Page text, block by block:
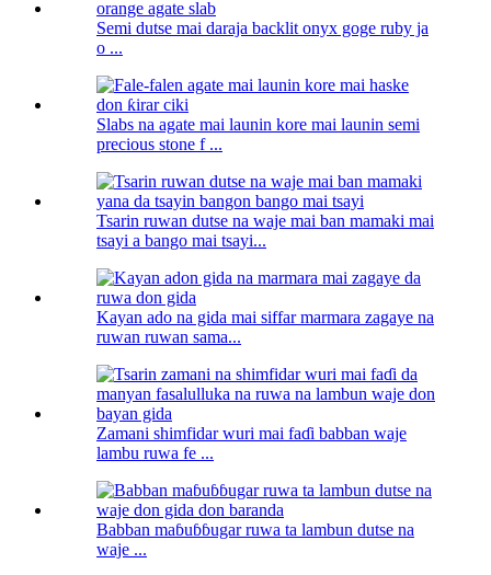
Semi dutse mai daraja backlit onyx goge ruby ​​ja
o ...
Slabs na agate mai launin kore mai launin semi
precious stone f ...
Tsarin ruwan dutse na waje mai ban mamaki mai
tsayi a bango mai tsayi...
Kayan ado na gida mai siffar marmara zagaye na
ruwan ruwan sama...
Zamani shimfidar wuri mai faɗi babban waje
lambu ruwa fe ...
Babban maɓuɓɓugar ruwa ta lambun dutse na
waje ...